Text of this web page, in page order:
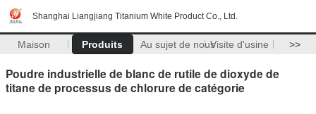
Shanghai Liangjiang Titanium White Product Co., Ltd.
Maison Produits Au sujet de nousVisite d'usine >>
Poudre industrielle de blanc de rutile de dioxyde de
titane de processus de chlorure de catégorie